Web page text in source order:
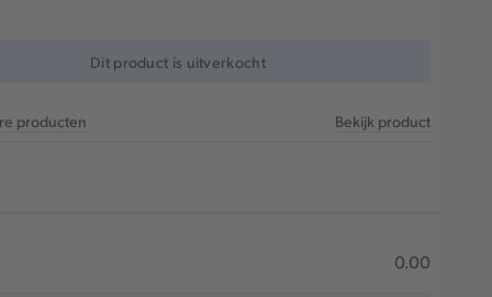
Dit product is uitverkocht
producten Bekijk product
0.00